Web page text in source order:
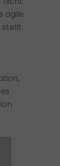
agile
stellt